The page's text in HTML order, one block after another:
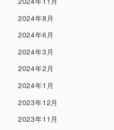
2024年8月
2024年6月
2024年3月
2024年2月
2024年1月
2023年12月
2023年11月